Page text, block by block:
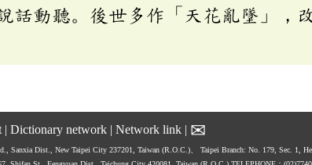
話動聽。後世多作「天花亂墜」，
| Dictionary network | Network link | ✉
Sanxia Dist., New Taipei City 237201, Taiwan (R.O.C.)、
Taipei Branch: No. 179, Sec. 1,